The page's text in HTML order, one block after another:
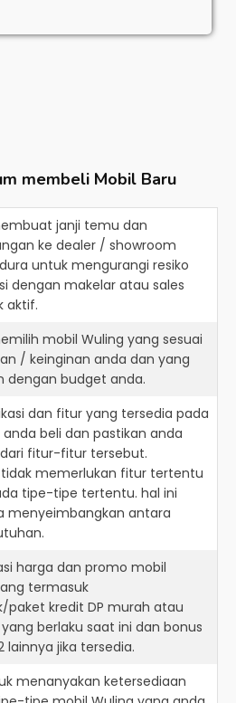
membeli Mobil Baru
janji temu dan
ke dealer / showroom
untuk mengurangi resiko
dengan makelar atau sales
aktif.
mobil Wuling yang sesuai
/ keinginan anda dan yang
dengan budget anda.
dan fitur yang tersedia pada
beli dan pastikan anda
fitur-fitur tersebut.
memerlukan fitur tertentu
tipe-tipe tertentu. hal ini
menyeimbangkan antara
harga dan promo mobil
termasuk
paket kredit DP murah atau
berlaku saat ini dan bonus
lainnya jika tersedia.
menanyakan ketersediaan